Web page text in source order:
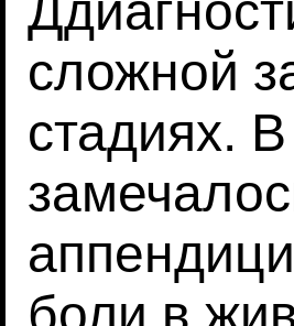
сложной
стадиях.
боли в